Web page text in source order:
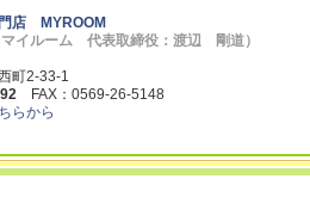
店 MYROOM
マイルーム 代表取締役：渡辺 剛道）
町2-33-1
FAX：0569-26-5148
らから